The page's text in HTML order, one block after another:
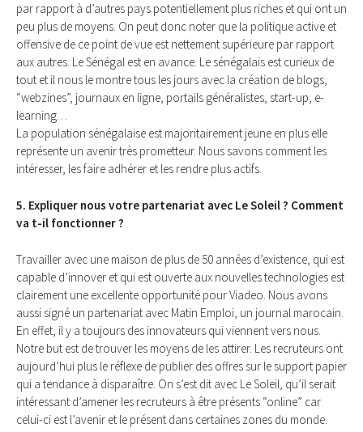
par rapport à d’autres pays potentiellement plus riches et qui ont un
peu plus de moyens. On peut donc noter que la politique active et
offensive de ce point de vue est nettement supérieure par rapport
aux autres. Le Sénégal est en avance. Le sénégalais est curieux de
tout et il nous le montre tous les jours avec la création de blogs,
“webzines”, journaux en ligne, portails généralistes, start-up, e-
learning…
La population sénégalaise est majoritairement jeune en plus elle
représente un avenir très prometteur. Nous savons comment les
intéresser, les faire adhérer et les rendre plus actifs.
5. Expliquer nous votre partenariat avec Le Soleil ? Comment
va t-il fonctionner ?
Travailler avec une maison de plus de 50 années d’existence, qui est
capable d’innover et qui est ouverte aux nouvelles technologies est
clairement une excellente opportunité pour Viadeo. Nous avons
aussi signé un partenariat avec Matin Emploi, un journal marocain.
En effet, il y a toujours des innovateurs qui viennent vers nous.
Notre but est de trouver les moyens de les attirer. Les recruteurs ont
aujourd’hui plus le réflexe de publier des offres sur le support papier
qui a tendance à disparaître. On s’est dit avec Le Soleil, qu’il serait
intéressant d’amener les recruteurs à être présents “online” car
celui-ci est l’avenir et le présent dans certaines zones du monde.